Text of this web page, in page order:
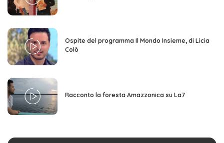
Ospite del programma Il Mondo Insieme, di Licia
Colò
Racconto la foresta Amazzonica su La7